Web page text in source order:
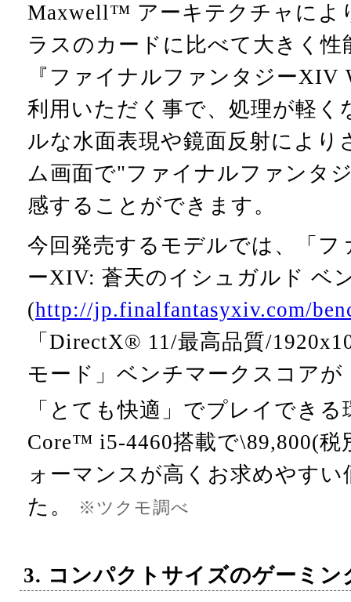
Maxwell™ アーキテクチャによ
ラスのカードに比べて大きく
『ファイナルファンタジーXIV
利用いただく事で、処理が軽く
ルな水面表現や鏡面反射により
ム画面で"ファイナルファンタ
感することができます。
今回発売するモデルでは、「
ーXIV: 蒼天のイシュガルド ベ
(http://jp.finalfantasyxiv.com/
「DirectX® 11/最高品質/
モード」ベンチマークスコアが
「とても快適」でプレイできる
Core™ i5-4460搭載で\89,800(
ォーマンスが高くお求めやす
た。
※ツクモ調べ
3. コンパクトサイズのゲーミン